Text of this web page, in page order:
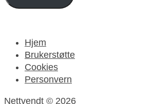
Hjem
Brukerstøtte
Cookies
Personvern
Nettvendt © 2026